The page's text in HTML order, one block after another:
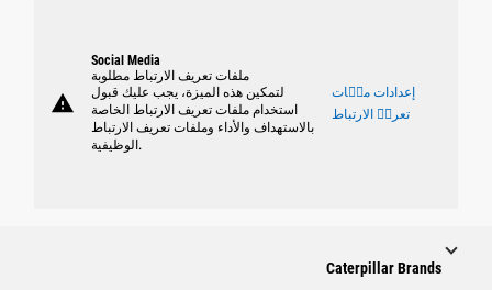
warning
Social Media
ملفات تعريف الارتباط مطلوبة
لتمكين هذه الميزة، يجب عليك قبول
استخدام ملفات تعريف الارتباط الخاصة
بالاستهداف والأداء وملفات تعريف الارتباط
الوظيفية.
إعدادات ملٝات
تعريٝ الارتباط
Caterpillar Brands